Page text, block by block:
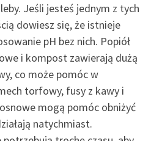
Jeśli jesteś jednym z tych
dowiesz się, że istnieje
pH bez nich. Popiół
i kompost zawierają dużą
co może pomóc w
torfowy, fusy z kawy i
mogą pomóc obniżyć
natychmiast.